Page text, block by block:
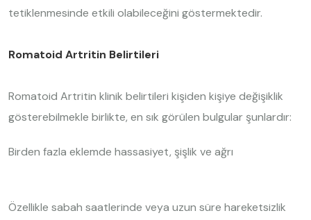
tetiklenmesinde etkili olabileceğini göstermektedir.
Romatoid Artritin Belirtileri
Romatoid Artritin klinik belirtileri kişiden kişiye değişiklik
gösterebilmekle birlikte, en sık görülen bulgular şunlardır:
Birden fazla eklemde hassasiyet, şişlik ve ağrı
Özellikle sabah saatlerinde veya uzun süre hareketsizlik